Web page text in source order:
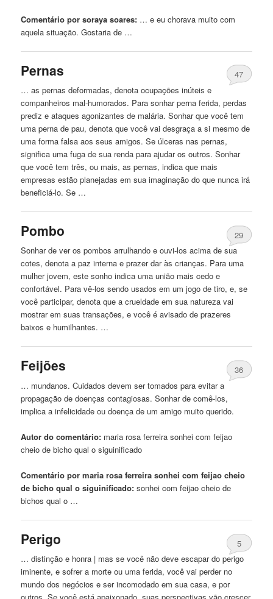
Comentário por soraya soares: … e eu chorava muitocom
aquela situação. Gostaria de …
Pernas
47
… as pernas deformadas, denota ocupações inúteis e
companheiros mal-humorados. Para sonhar pernaferida, perdas
prediz e ataques agonizantes de malária. Sonhar que você tem
uma perna de pau, denota que você vai desgraça a si mesmo de
uma forma falsa aos seus amigos. Se úlceras nas pernas,
significa uma fuga de sua renda para ajudar os outros. Sonhar
que você tem três, ou mais, as pernas, indica que mais
empresas estão planejadas em sua imaginação do que nunca irá
beneficiá-lo. Se …
Pombo
29
Sonhar de ver os pombos arrulhando e ouvi-los acima de sua
cotes, denota a paz interna e prazer dar às crianças. Para uma
mulher jovem, este sonho indica uma união mais cedo e
confortável. Para vê-los sendo usados ​​em um jogo de tiro, e, se
você participar, denota que a crueldade em sua natureza vai
mostrar em suas transações, e você é avisado de prazeres
baixos e humilhantes. …
Feijões
36
… mundanos. Cuidados devem ser tomados para evitar a
propagação de doenças contagiosas. Sonhar de comê-los,
implica a infelicidade ou doença de um amigo muito querido.
Autor do comentário: maria rosa ferreira sonheicom feijao
cheio debicho qual o siguinificado
Comentário por maria rosa ferreira sonhei com feijao cheio
de bicho qual o siguinificado: sonheicom feijao cheio de
bichos qual o …
Perigo
5
… distinção e honra | mas se você não deve escapar do perigo
iminente, e sofrer a morte ou umaferida, você vai perder no
mundo dos negócios e ser incomodado em sua casa, e por